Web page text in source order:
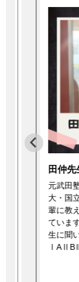
田仲
元武田
大・国
輩に教
ていま
生に聞